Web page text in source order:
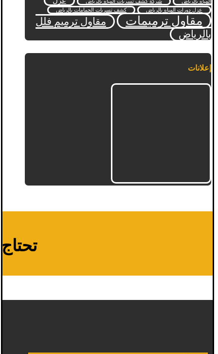
المياه بالرياض
شركة كشف تسربات المياه بالرياض
عزل دورات المياه بالرياض كشف تسربات الحمامات بالرياض
مقاول ترميمات
مقاول ترميم فلل
بالرياض
إعلانات
تحتاج